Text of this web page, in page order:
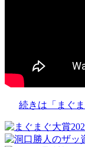
続きは「まぐ